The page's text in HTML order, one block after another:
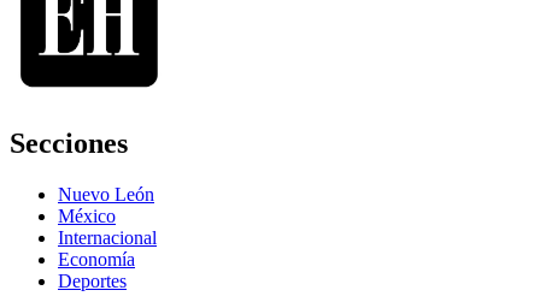
Secciones
Nuevo León
México
Internacional
Economía
Deportes